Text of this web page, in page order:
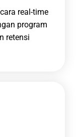
real-time
program
retensi